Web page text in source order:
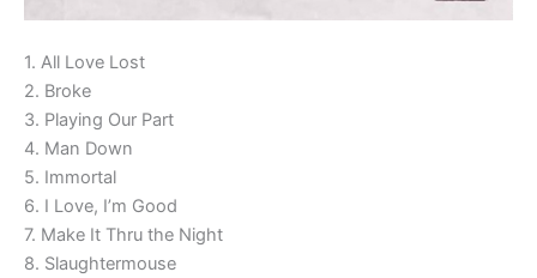
1. All Love Lost
2. Broke
3. Playing Our Part
4. Man Down
5. Immortal
6. I Love, I’m Good
7. Make It Thru the Night
8. Slaughtermouse